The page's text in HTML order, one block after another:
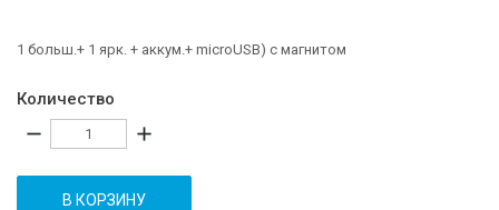
1 больш.+ 1 ярк. + аккум.+ microUSB) с магнитом
Количество
remove add
В КОРЗИНУ